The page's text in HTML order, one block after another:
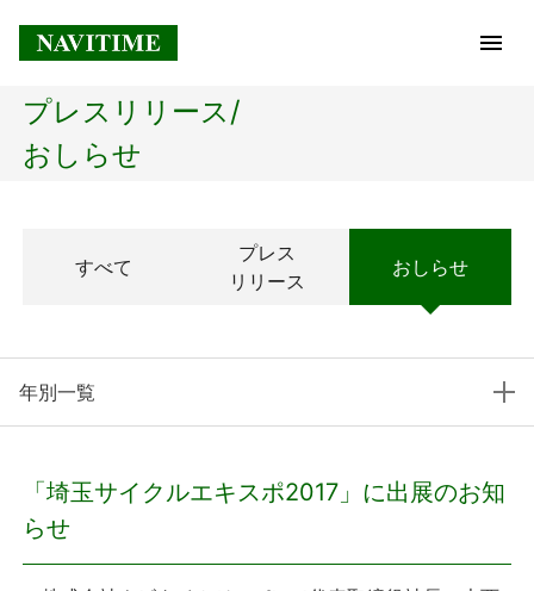
トップページ
経営理念
プレスリリース
プレスリリース/
おしらせ
すべて
プレス
リリース
おしらせ
年別一覧
「埼玉サイクルエキスポ2017」に出展のお知
らせ